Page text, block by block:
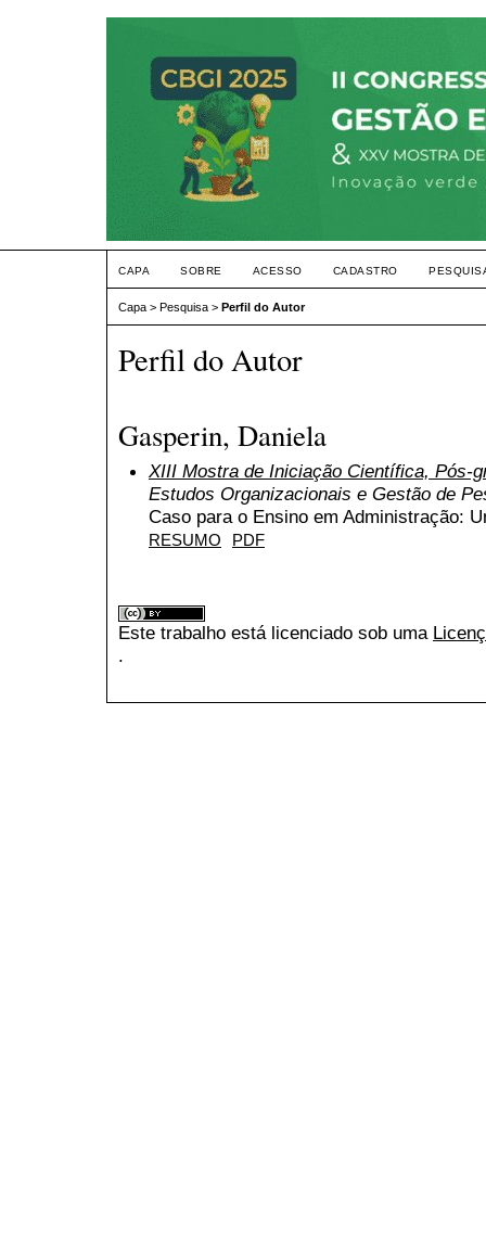
CAPA SOBRE ACESSO CADASTRO
Capa > Pesquisa > Perfil do Autor
Perfil do Autor
Gasperin, Daniela
XIII Mostra de Iniciação Científica, Pós-
Estudos Organizacionais e Gestão de
Caso para o Ensino em Administração:
RESUMO PDF
Este trabalho está licenciado sob uma
.